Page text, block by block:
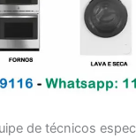
de técnicos